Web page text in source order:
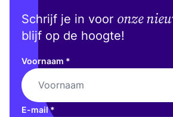
Schrijf je in voor onze
blijf op de hoogte!
Voornaam *
E-mail*